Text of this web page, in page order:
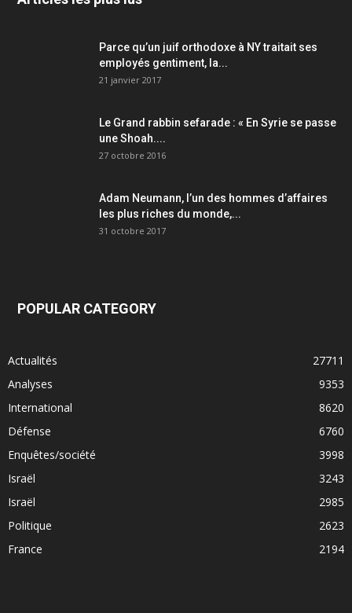
Parce qu’un juif orthodoxe à NY traitait ses
employés gentiment, la...
21 janvier 2017
Le Grand rabbin sefarade : « En Syrie se passe
une Shoah....
27 octobre 2016
Adam Neumann, l’un des hommes d’affaires
les plus riches du monde,...
31 octobre 2017
POPULAR CATEGORY
Actualités
27711
Analyses
9353
International
8620
Défense
6760
Enquêtes/société
3998
Israël
3243
Israël
2985
Politique
2623
France
2194